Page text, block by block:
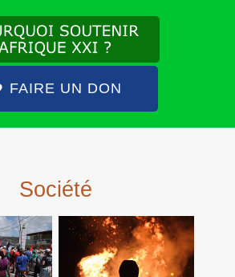
FAIRE UN DON
Société